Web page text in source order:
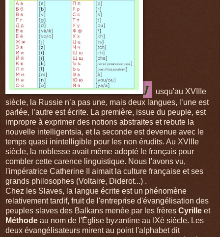
J
usqu'au XVIIIe
siècle, la Russie n’a pas une, mais deux langues, l’une est
parlée, l’autre est écrite. La première, issue du peuple, est
impropre à exprimer des notions abstraites et rebute la
nouvelle intelligentsia, et la seconde est devenue avec le
temps quasi inintelligible pour les non érudits. Au XVIIIe
siècle, la noblesse avait même adopté le français pour
combler cette carence linguistique. Nous l'avons vu,
l'impératrice Catherine II aimait la culture française et ses
grands philosophes (Voltaire, Diderot...) .
Chez les Slaves, la langue écrite est un phénomène
relativement tardif, fruit de l'entreprise d'évangélisation des
peuples slaves des Balkans menée par les frères Cyrille et
Méthode au nom de l'Église byzantine au IXè siècle. Les
deux évangélisateurs mirent au point l'alphabet dit